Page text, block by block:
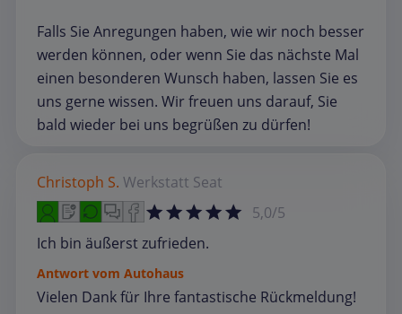
Falls Sie Anregungen haben, wie wir noch besser
werden können, oder wenn Sie das nächste Mal
einen besonderen Wunsch haben, lassen Sie es
uns gerne wissen. Wir freuen uns darauf, Sie
bald wieder bei uns begrüßen zu dürfen!
Christoph S. Werkstatt Seat
5,0/5
Ich bin äußerst zufrieden.
Antwort vom Autohaus
Vielen Dank für Ihre fantastische Rückmeldung!